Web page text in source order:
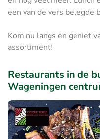
een van de vers belegde
Kom nu langs en geniet
assortiment!
Restaurants in de
Wageningen